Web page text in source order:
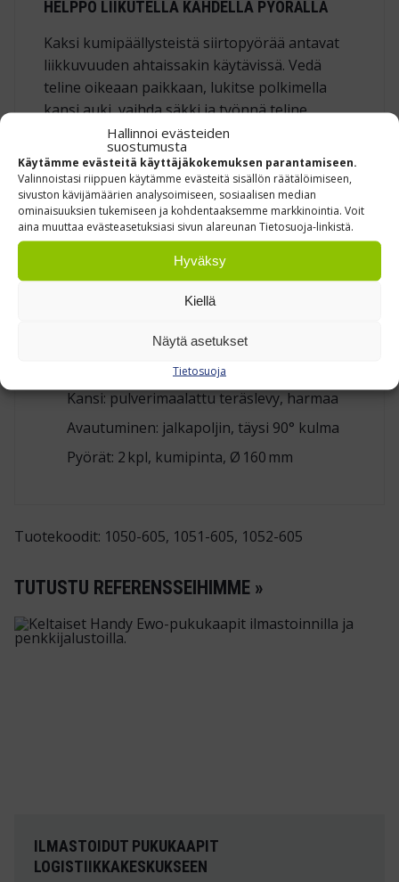
Hallinnoi evästeiden
suostumusta
Käytämme evästeitä käyttäjäkokemuksen parantamiseen.
Valinnoistasi riippuen käytämme evästeitä sisällön räätälöimiseen,
sivuston kävijämäärien analysoimiseen, sosiaalisen median
ominaisuuksien tukemiseen ja kohdentaaksemme markkinointia. Voit
aina muuttaa evästeasetuksiasi sivun alareunan Tietosuoja-linkistä.
Hyväksy
Kiellä
Näytä asetukset
Tietosuoja
HELPPO LIIKUTELLA KAHDELLA PYÖRÄLLÄ
Kaksi kumipäällysteistä siirtopyörää antavat
liikkuvuuden ahtaissakin käytävissä. Vedä
teline oikeaan paikkaan, lukitse polkimella
kansi auki, vaihda säkki ja työnnä teline
takaisin – ilman turhaa nostoa tai askelia.
KOLME KOKOLUOKKAA ERI JÄTEMÄÄRIIN
30 l: 320 × 300 × 700 mm
75 l: 340 × 320 × 870 mm
100 / 150 l: 450 × 420 × 980 mm
TEKNISET MITAT YHDELLÄ SILMÄYKSELLÄ
Runko: kromattu teräsputki, hitsattu
Kansi: pulverimaalattu teräslevy, harmaa
Avautuminen: jalkapoljin, täysi 90° kulma
Pyörät: 2 kpl, kumipinta, Ø 160 mm
Tuotekoodit: 1050-605, 1051-605, 1052-605
TUTUSTU REFERENSSEIHIMME »
ILMASTOIDUT PUKUKAAPIT
LOGISTIIKKAKESKUKSEEN